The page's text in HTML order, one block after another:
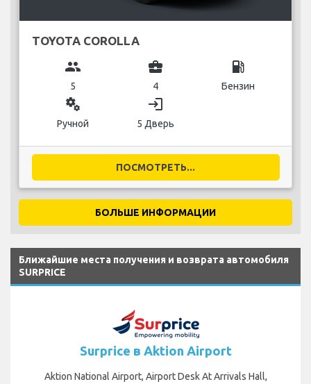
TOYOTA COROLLA
group
5
business_center
4
local_gas_station
Бензин
miscellaneous_services
Ручной
login
5 Дверь
ПОСМОТРЕТЬ...
БОЛЬШЕ ИНФОРМАЦИИ
Ближайшие места получения и возврата автомобиля
SURPRICE
Surprice в Aktion Airport
Aktion National Airport, Airport Desk At Arrivals Hall,